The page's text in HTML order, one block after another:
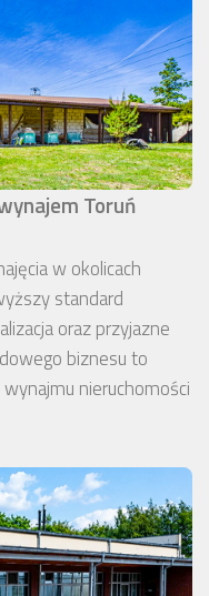
Toruń
w okolicach
standard
oraz przyjazne
biznesu to
nieruchomości